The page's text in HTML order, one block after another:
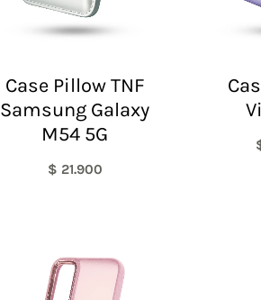
Case Pillow TNF
Samsung Galaxy
M54 5G
$ 21.900